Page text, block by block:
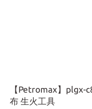
【Petromax】plgx-
布 生火工具